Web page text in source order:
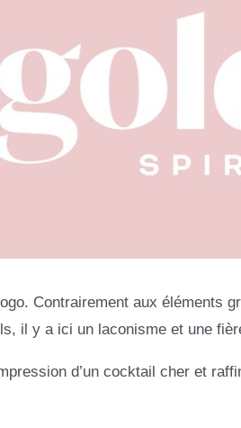
Contrairement aux éléments
il y a ici un laconisme et une
d’un cocktail cher et